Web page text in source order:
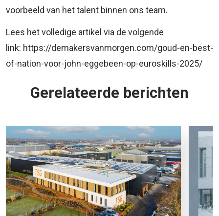
voorbeeld van het talent binnen ons team.
Lees het volledige artikel via de volgende
link: https://demakersvanmorgen.com/goud-en-best-
of-nation-voor-john-eggebeen-op-euroskills-2025/
Gerelateerde berichten